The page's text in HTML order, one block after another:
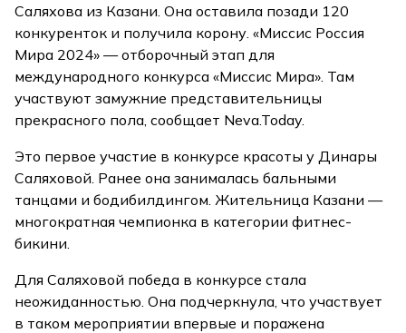
Саляхова из Казани. Она оставила позади 120
конкуренток и получила корону. «Миссис Россия
Мира 2024» — отборочный этап для
международного конкурса «Миссис Мира». Там
участвуют замужние представительницы
прекрасного пола, сообщает Neva.Today.
Это первое участие в конкурсе красоты у Динары
Саляховой. Ранее она занималась бальными
танцами и бодибилдингом. Жительница Казани —
многократная чемпионка в категории фитнес-
бикини.
Для Саляховой победа в конкурсе стала
неожиданностью. Она подчеркнула, что участвует
в таком мероприятии впервые и поражена